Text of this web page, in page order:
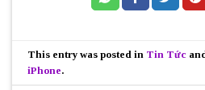
This entry was posted in Tin Tức
iPhone.